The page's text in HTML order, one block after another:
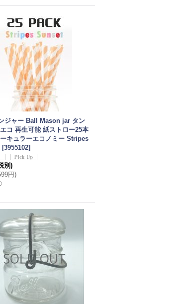
ジャー Ball Mason jar タン
コ 再生可能 紙ストロー25本
キュラーエコノミー Stripes
[3955102]
別)
円)